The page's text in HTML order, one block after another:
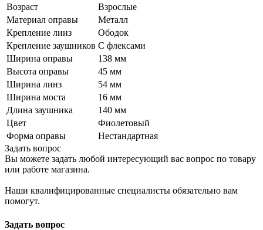
Возраст
Взрослые
Материал оправы
Металл
Крепление линз
Ободок
Крепление заушников С флексами
Ширина оправы
138 мм
Высота оправы
45 мм
Ширина линз
54 мм
Ширина моста
16 мм
Длина заушника
140 мм
Цвет
Фиолетовый
Форма оправы
Нестандартная
Задать вопрос
Вы можете задать любой интересующий вас вопрос по товару
или работе магазина.
Наши квалифицированные специалисты обязательно вам
помогут.
Задать вопрос